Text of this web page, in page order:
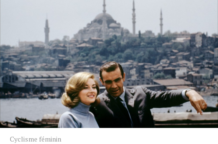
Cyclisme féminin